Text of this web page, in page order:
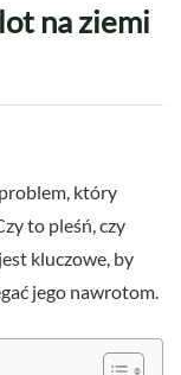
na ziemi
który
to pleśń, czy
kluczowe, by
jego nawrotom.